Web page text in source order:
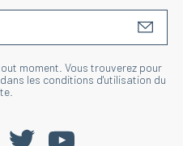
moment. Vous trouverez pour
les conditions d'utilisation du